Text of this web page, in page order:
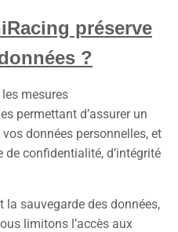
préserve
?
mesures
permettant d’assurer un
données personnelles, et
de confidentialité, d’intégrité
sauvegarde des données,
limitons l’accès aux